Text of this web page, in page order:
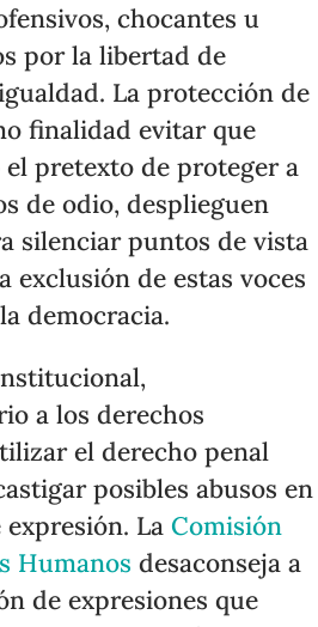
chocantes u
por la libertad de
La protección de
finalidad evitar que
pretexto de proteger a
de odio, desplieguen
silenciar puntos de vista
de estas voces
democracia.
a los derechos
el derecho penal
posibles abusos en
expresión. LaComisión
Humanos desaconseja a
de expresiones que